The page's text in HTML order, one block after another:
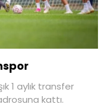
1 aylık transfer
kattı.